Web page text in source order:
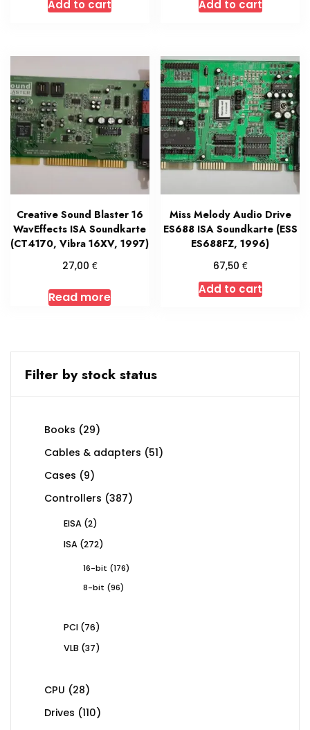
Add to cart Add to cart
Creative Sound Blaster 16
WavEffects ISA Soundkarte
(CT4170, Vibra 16XV, 1997)
27,00 €
Read more
Miss Melody Audio Drive
ES688 ISA Soundkarte (ESS
ES688FZ, 1996)
67,50 €
Add to cart
Filter by stock status
Books 2929
Cables & adapters 5151
Cases 99
Controllers 387387
EISA 22
ISA 272272
16-bit 176176
8-bit
9696
PCI 7676
VLB 3737
CPU 2828
Drives 110110